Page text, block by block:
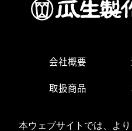
本ウェブサイトでは、よ
会社概要
取扱商品